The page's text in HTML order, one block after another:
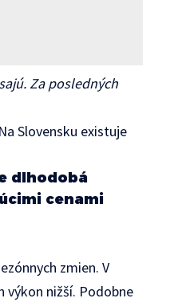
Za posledných
Slovensku existuje
dlhodobá
cenami
zmien. V
výkon nižší. Podobne